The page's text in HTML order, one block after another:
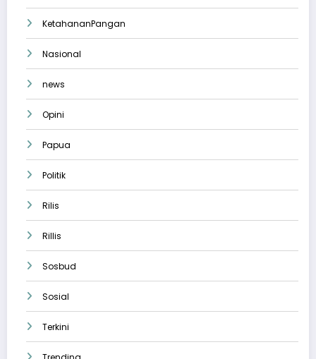
KetahananPangan
Nasional
news
Opini
Papua
Politik
Rilis
Rillis
Sosbud
Sosial
Terkini